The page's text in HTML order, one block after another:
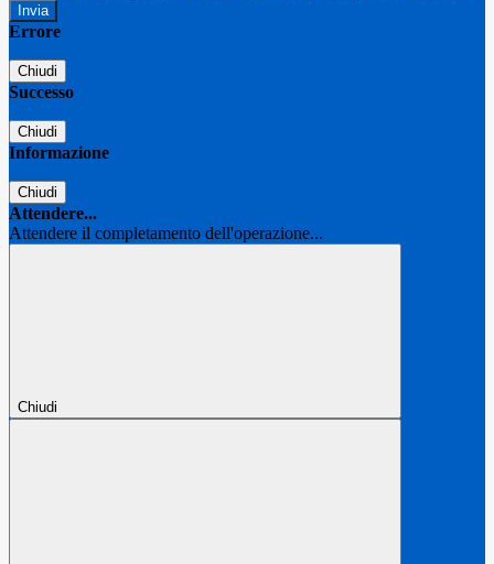
Errore
Chiudi
Successo
Chiudi
Informazione
Chiudi
Attendere...
Attendere il completamento dell'operazione...
Chiudi